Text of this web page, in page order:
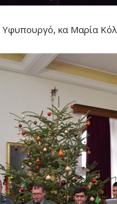
Υφυπουργό, κα Μαρία